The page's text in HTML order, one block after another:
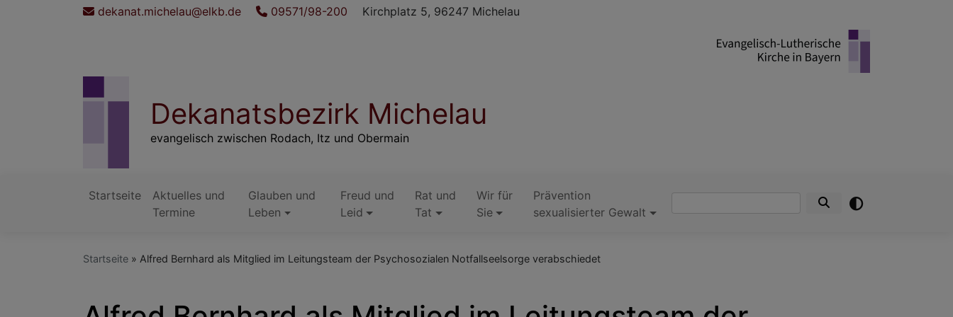
dekanat.michelau@elkb.de 09571/98-200 Kirchplatz 5, 96247 Michelau
Dekanatsbezirk Michelau
evangelisch zwischen Rodach, Itz und Obermain
Hauptnavigation
Startseite
Aktuelles und
Termine
Glauben und
Leben
Freud und
Leid
Rat und
Tat
Wir für
Sie
Prävention
sexualisierter Gewalt
Startseite Alfred Bernhard als Mitglied im Leitungsteam der Psychosozialen Notfallseelsorge verabschiedet